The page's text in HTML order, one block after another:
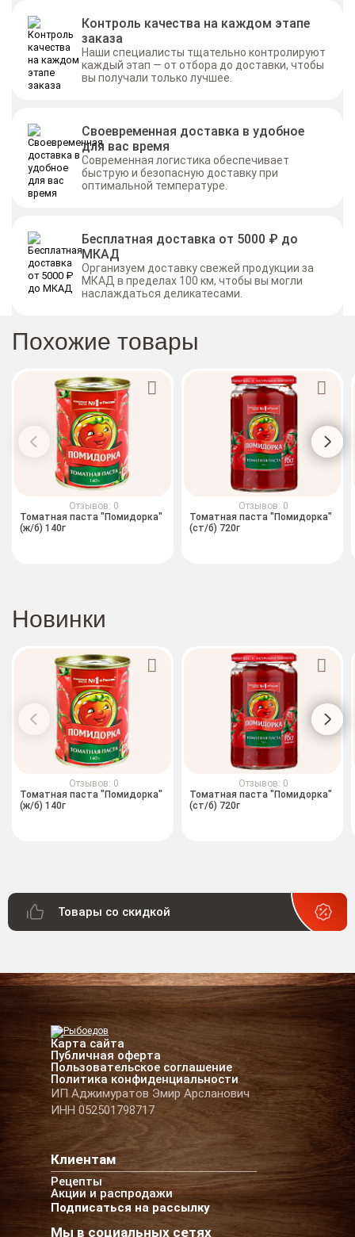
Контроль качества на каждом этапе
заказа
Наши специалисты тщательно контролируют
каждый этап — от отбора до доставки, чтобы
вы получали только лучшее.
Своевременная доставка в удобное
для вас время
Современная логистика обеспечивает
быструю и безопасную доставку при
оптимальной температуре.
Бесплатная доставка от 5000 ₽ до
МКАД
Организуем доставку свежей продукции за
МКАД в пределах 100 км, чтобы вы могли
наслаждаться деликатесами.
Похожие товары
Отзывов: 0
Томатная паста "Помидорка"
(ж/б) 140г
Отзывов: 0
Томатная паста "Помидорка"
(ст/б) 720г
Новинки
Отзывов: 0
Томатная паста "Помидорка"
(ж/б) 140г
Отзывов: 0
Томатная паста "Помидорка"
(ст/б) 720г
Товары со скидкой
Карта сайта
Публичная оферта
Пользовательское соглашение
Политика конфиденциальности
ИП Аджимуратов Эмир Арсланович
ИНН 052501798717
Клиентам
Рецепты
Акции и распродажи
Подписаться на рассылку
Мы в социальных сетях